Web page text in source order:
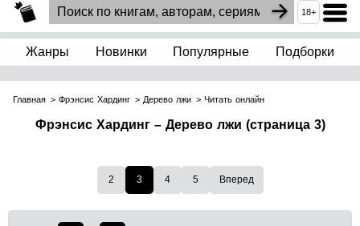
18+
Жанры Новинки Популярные Подборки
Главная Фрэнсис Хардинг Дерево лжи Читать онлайн
Фрэнсис Хардинг – Дерево лжи (страница 3)
2 3 4 5 Вперед